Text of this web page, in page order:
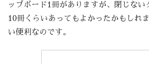
ップボード1冊がありますが、閉じない
10冊くらいあってもよかったかもしれ
い便利なのです。